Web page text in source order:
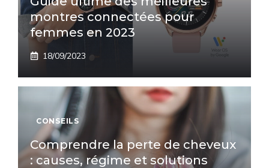
montres connectées pour
femmes en 2023
18/09/2023
CONSEILS
Comprendre la perte de cheveux
: causes, régime et solutions